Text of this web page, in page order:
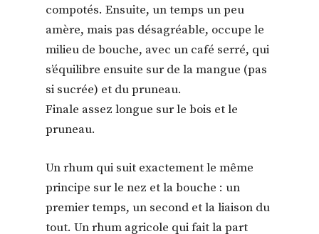
compotés. Ensuite, un temps un peu
amère, mais pas désagréable, occupe le
milieu de bouche, avec un café serré, qui
s’équilibre ensuite sur de la mangue (pas
si sucrée) et du pruneau.
Finale assez longue sur le bois et le
pruneau.
Un rhum qui suit exactement le même
principe sur le nez et la bouche : un
premier temps, un second et la liaison du
tout. Un rhum agricole qui fait la part